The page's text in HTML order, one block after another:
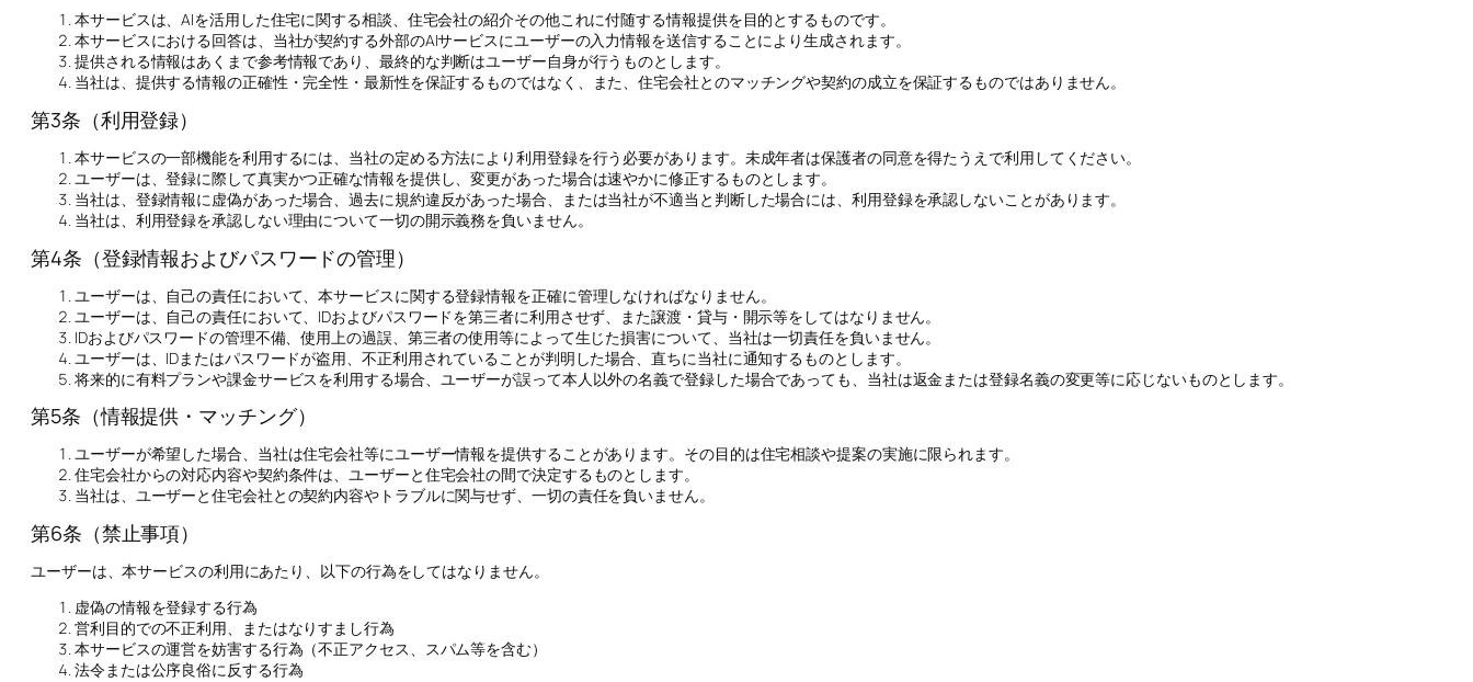
本サービスは、AIを活用した住宅に関する相談、住宅会社の紹介その他これに付随する情報提供を目的とするものです。
本サービスにおける回答は、当社が契約する外部のAIサービスにユーザーの入力情報を送信することにより生成されます。
提供される情報はあくまで参考情報であり、最終的な判断はユーザー自身が行うものとします。
当社は、提供する情報の正確性・完全性・最新性を保証するものではなく、また、住宅会社とのマッチングや契約の成立を保証するものではありません。
第3条（利用登録）
本サービスの一部機能を利用するには、当社の定める方法により利用登録を行う必要があります。未成年者は保護者の同意を得たうえで利用してください。
ユーザーは、登録に際して真実かつ正確な情報を提供し、変更があった場合は速やかに修正するものとします。
当社は、登録情報に虚偽があった場合、過去に規約違反があった場合、または当社が不適当と判断した場合には、利用登録を承認しないことがあります。
当社は、利用登録を承認しない理由について一切の開示義務を負いません。
第4条（登録情報およびパスワードの管理）
ユーザーは、自己の責任において、本サービスに関する登録情報を正確に管理しなければなりません。
ユーザーは、自己の責任において、IDおよびパスワードを第三者に利用させず、また譲渡・貸与・開示等をしてはなりません。
IDおよびパスワードの管理不備、使用上の過誤、第三者の使用等によって生じた損害について、当社は一切責任を負いません。
ユーザーは、IDまたはパスワードが盗用、不正利用されていることが判明した場合、直ちに当社に通知するものとします。
将来的に有料プランや課金サービスを利用する場合、ユーザーが誤って本人以外の名義で登録した場合であっても、当社は返金または登録名義の変更等に応じないものとします。
第5条（情報提供・マッチング）
ユーザーが希望した場合、当社は住宅会社等にユーザー情報を提供することがあります。その目的は住宅相談や提案の実施に限られます。
住宅会社からの対応内容や契約条件は、ユーザーと住宅会社の間で決定するものとします。
当社は、ユーザーと住宅会社との契約内容やトラブルに関与せず、一切の責任を負いません。
第6条（禁止事項）
ユーザーは、本サービスの利用にあたり、以下の行為をしてはなりません。
虚偽の情報を登録する行為
営利目的での不正利用、またはなりすまし行為
本サービスの運営を妨害する行為（不正アクセス、スパム等を含む）
法令または公序良俗に反する行為